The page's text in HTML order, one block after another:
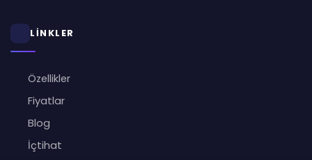
LİNKLER
Özellikler
Fiyatlar
Blog
İçtihat